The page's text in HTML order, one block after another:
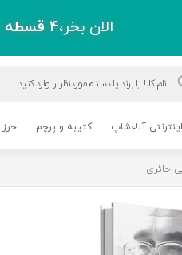
الان بخر،4 قسطه
آلاءشاپ کتیبه و پرچم حرز
حائری